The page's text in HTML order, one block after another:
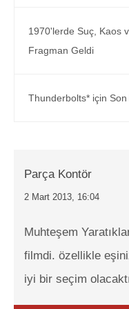
1970'lerde Suç, Kaos
Fragman Geldi
Thunderbolts* için
Parça Kontör
2 Mart 2013, 16:04
Muhteşem
filmdi. özellikle
iyi bir seçim